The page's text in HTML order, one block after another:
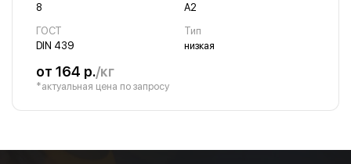
8
А2
ГОСТ
DIN 439
Тип
низкая
от 164 р./кг
*актуальная цена по запросу